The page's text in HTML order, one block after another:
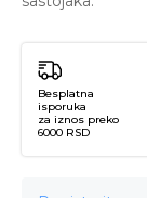
Besplatna
isporuka
za iznos preko
6000 RSD